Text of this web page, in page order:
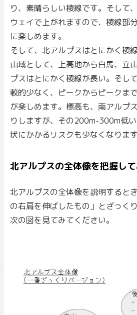
り、素晴らしい稜線です。そして
ウェイで上がれますので、稜線部
に楽しめます。
そして、北アルプスはとにかく稜
山域として、上高地から白馬、立
プスはとにかく稜線が長い。そし
較的少なく、ピークからピークま
が楽しめます。標高も、南アルプ
りしますが、その200m-300m低
状にかかるリスクも少なくなります
北アルプスの全体像を把握し
北アルプスの全体像を説明すると
の右肩を伸ばしたもの」とざっく
次の図を見てみてください。